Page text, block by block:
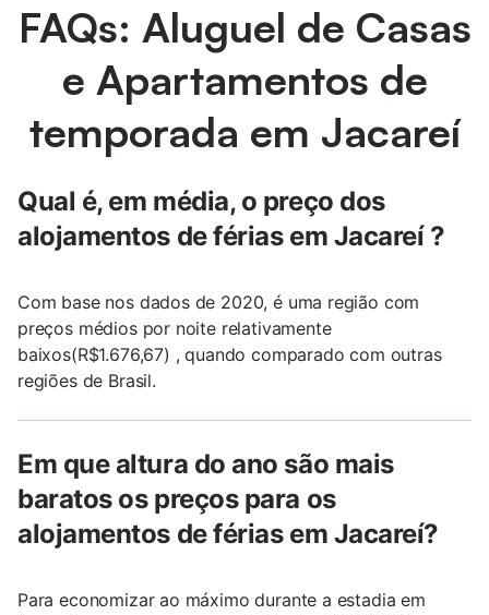
FAQs: Aluguel de Casas
e Apartamentos de
temporada em Jacareí
Qual é, em média, o preço dos
alojamentos de férias em Jacareí ?
Com base nos dados de 2020, é uma região com
preços médios por noite relativamente
baixos(R$1.676,67) , quando comparado com outras
regiões de Brasil.
Em que altura do ano são mais
baratos os preços para os
alojamentos de férias em Jacareí?
Para economizar ao máximo durante a estadia em